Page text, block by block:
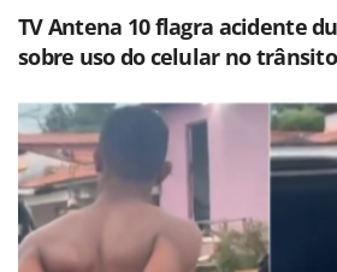
TV Antena 10 flagra acidente
sobre uso do celular no